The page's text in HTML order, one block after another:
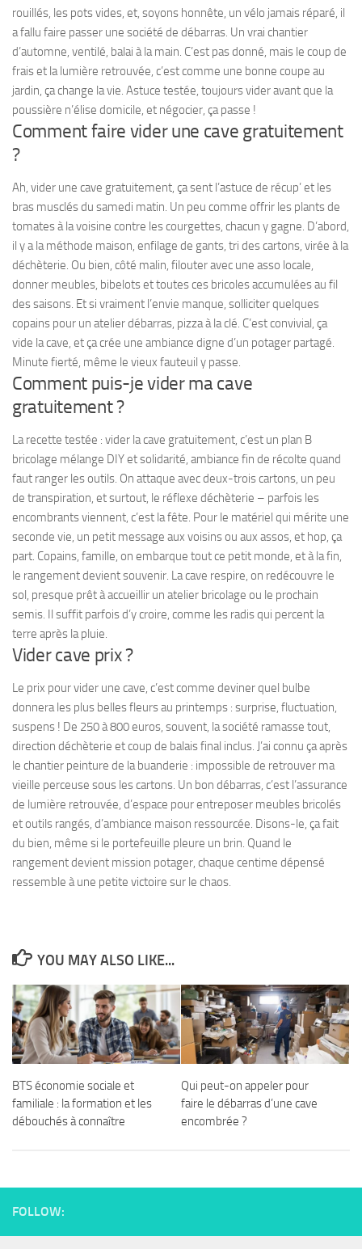
rouillés, les pots vides, et, soyons honnête, un vélo jamais réparé, il
a fallu faire passer une société de débarras. Un vrai chantier
d’automne, ventilé, balai à la main. C’est pas donné, mais le coup de
frais et la lumière retrouvée, c’est comme une bonne coupe au
jardin, ça change la vie. Astuce testée, toujours vider avant que la
poussière n’élise domicile, et négocier, ça passe !
Comment faire vider une cave gratuitement
?
Ah, vider une cave gratuitement, ça sent l’astuce de récup’ et les
bras musclés du samedi matin. Un peu comme offrir les plants de
tomates à la voisine contre les courgettes, chacun y gagne. D’abord,
il y a la méthode maison, enfilage de gants, tri des cartons, virée à la
déchèterie. Ou bien, côté malin, filouter avec une asso locale,
donner meubles, bibelots et toutes ces bricoles accumulées au fil
des saisons. Et si vraiment l’envie manque, solliciter quelques
copains pour un atelier débarras, pizza à la clé. C’est convivial, ça
vide la cave, et ça crée une ambiance digne d’un potager partagé.
Minute fierté, même le vieux fauteuil y passe.
Comment puis-je vider ma cave
gratuitement ?
La recette testée : vider la cave gratuitement, c’est un plan B
bricolage mélange DIY et solidarité, ambiance fin de récolte quand
faut ranger les outils. On attaque avec deux-trois cartons, un peu
de transpiration, et surtout, le réflexe déchèterie – parfois les
encombrants viennent, c’est la fête. Pour le matériel qui mérite une
seconde vie, un petit message aux voisins ou aux assos, et hop, ça
part. Copains, famille, on embarque tout ce petit monde, et à la fin,
le rangement devient souvenir. La cave respire, on redécouvre le
sol, presque prêt à accueillir un atelier bricolage ou le prochain
semis. Il suffit parfois d’y croire, comme les radis qui percent la
terre après la pluie.
Vider cave prix ?
Le prix pour vider une cave, c’est comme deviner quel bulbe
donnera les plus belles fleurs au printemps : surprise, fluctuation,
suspens ! De 250 à 800 euros, souvent, la société ramasse tout,
direction déchèterie et coup de balais final inclus. J’ai connu ça après
le chantier peinture de la buanderie : impossible de retrouver ma
vieille perceuse sous les cartons. Un bon débarras, c’est l’assurance
de lumière retrouvée, d’espace pour entreposer meubles bricolés
et outils rangés, d’ambiance maison ressourcée. Disons-le, ça fait
du bien, même si le portefeuille pleure un brin. Quand le
rangement devient mission potager, chaque centime dépensé
ressemble à une petite victoire sur le chaos.
YOU MAY ALSO LIKE...
BTS économie sociale et
familiale : la formation et les
débouchés à connaître
Qui peut-on appeler pour
faire le débarras d’une cave
encombrée ?
FOLLOW: